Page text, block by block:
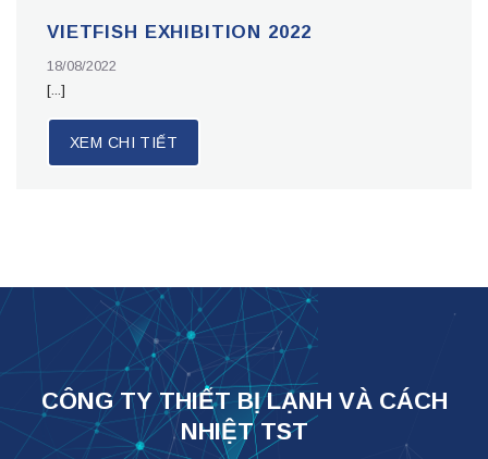
VIETFISH EXHIBITION 2022
18/08/2022
[...]
XEM CHI TIẾT
CÔNG TY THIẾT BỊ LẠNH VÀ CÁCH
NHIỆT TST